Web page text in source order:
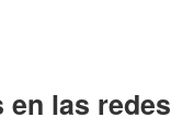
en las redes